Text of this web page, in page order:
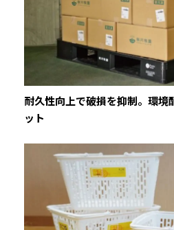
耐久性向上で破損を抑制。環境
ット